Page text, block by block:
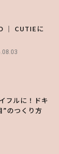
｜ CUTIEに
フルに！ドキ
”のつくり方
ィックトラ
コーデ4選
顔に迫る♡ 一
独占】
ティスト」
決定！ヘルシ
」トップス3